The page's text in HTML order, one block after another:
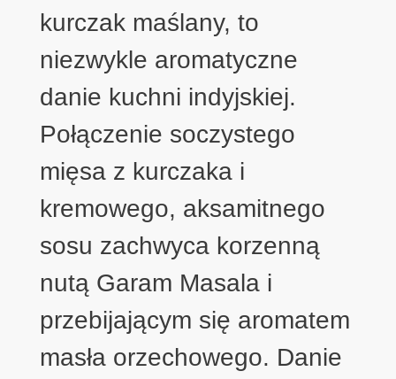
kurczak maślany, to
niezwykle aromatyczne
danie kuchni indyjskiej.
Połączenie soczystego
mięsa z kurczaka i
kremowego, aksamitnego
sosu zachwyca korzenną
nutą Garam Masala i
przebijającym się aromatem
masła orzechowego. Danie